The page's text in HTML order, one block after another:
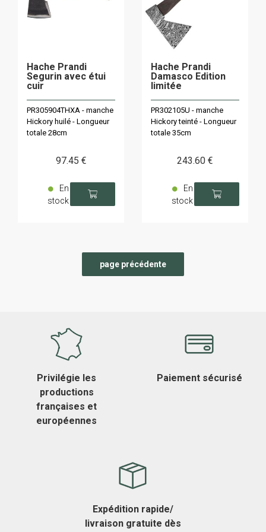
Hache Prandi
Segurin avec étui
cuir
PR305904THXA - manche
Hickory huilé - Longueur
totale 28cm
97.45 €
En
stock
Hache Prandi
Damasco Edition
limitée
PR302105U - manche
Hickory teinté - Longueur
totale 35cm
243.60 €
En
stock
Privilégie les
productions
françaises et
européennes
Paiement sécurisé
Expédition rapide/
livraison gratuite dès